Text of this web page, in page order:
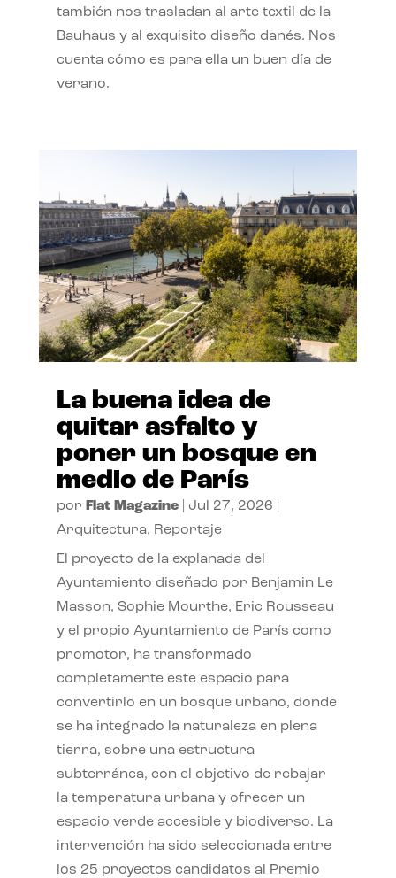
también nos trasladan al arte textil de la
Bauhaus y al exquisito diseño danés. Nos
cuenta cómo es para ella un buen día de
verano.
La buena idea de
quitar asfalto y
poner un bosque en
medio de París
por Flat Magazine| Jul 27, 2026
Arquitectura, Reportaje
El proyecto de la explanada del
Ayuntamiento diseñado por Benjamin Le
Masson, Sophie Mourthe, Eric Rousseau
y el propio Ayuntamiento de París como
promotor, ha transformado
completamente este espacio para
convertirlo en un bosque urbano, donde
se ha integrado la naturaleza en plena
tierra, sobre una estructura
subterránea, con el objetivo de rebajar
la temperatura urbana y ofrecer un
espacio verde accesible y biodiverso. La
intervención ha sido seleccionada entre
los 25 proyectos candidatos al Premio